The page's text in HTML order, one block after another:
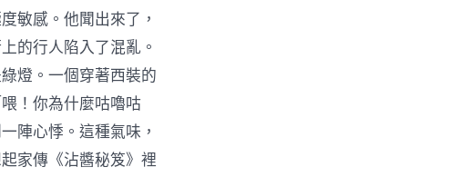
敏感。他聞出來了，
的行人陷入了混亂。
燈。一個穿著西裝的
！你為什麼咕嚕咕
陣心悸。這種氣味，
家傳《沾醬秘笈》裡